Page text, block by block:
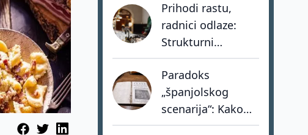
Prihodi rastu,
radnici odlaze:
Strukturni
problem
hrvatskog turizma
koji dozvole ne
mogu riješiti
Paradoks
„španjolskog
scenarija“: Kako
smo izgradili